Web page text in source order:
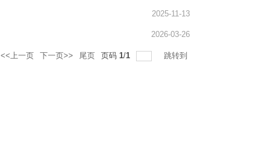
2025-11-13
2026-03-26
<<上一页 下一页>> 尾页 页码 1/1 跳转到